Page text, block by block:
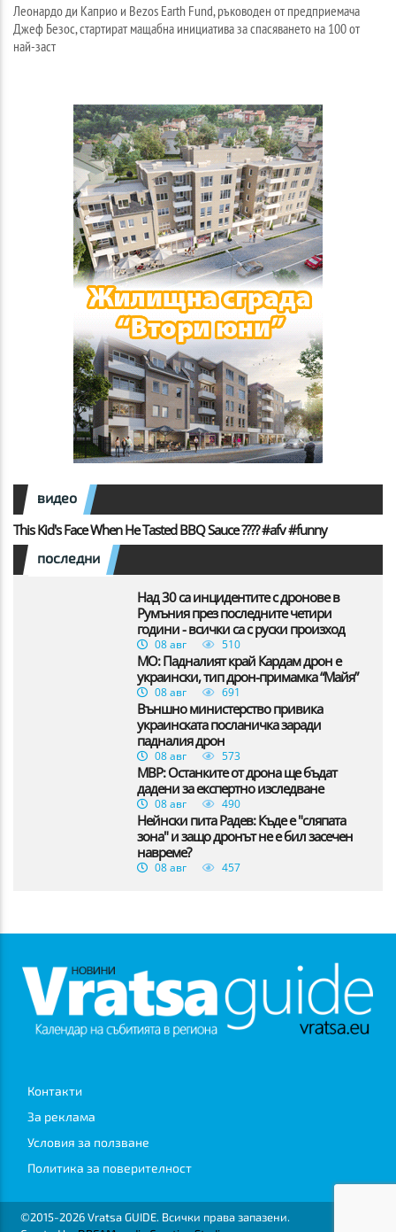
Леонардо ди Каприо и Bezos Earth Fund, ръководен от предприемача
Джеф Безос, стартират мащабна инициатива за спасяването на 100 от
най-заст
видео
This Kid's Face When He Tasted BBQ Sauce ???? #afv #funny
последни
Над 30 са инцидентите с дронове в
Румъния през последните четири
години - всички са с руски произход
08 авг 510
МО: Падналият край Кардам дрон е
украински, тип дрон-примамка “Майя”
08 авг 691
Външно министерство привика
украинската посланичка заради
падналия дрон
08 авг 573
МВР: Останките от дрона ще бъдат
дадени за експертно изследване
08 авг 490
Нейнски пита Радев: Къде е "сляпата
зона" и защо дронът не е бил засечен
навреме?
08 авг 457
Контакти
За реклама
Условия за ползване
Политика за поверителност
©2015-2026 Vratsa GUIDE. Всички права запазени.